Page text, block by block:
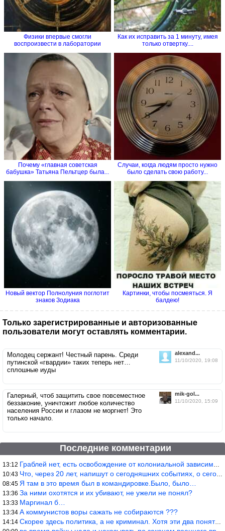
Физики впервые смогли
воспроизвести в лаборатории
Как их исправить за 1 минуту, имея
только отвертку....
Почему «главная советская
бабушка» Татьяна Пельтцер была...
Случаи, когда людям просто нужно
было сделать свою работу...
Новый вектор Полнолуния поглотит
знаков Зодиака
Картинки, чтобы посмеяться. Я
балдею!
Только зарегистрированные и авторизованные
пользователи могут оставлять комментарии.
alexand...
11/10/2020, 19:08
Молодец сержант! Честный парень. Среди
путинской «гвардии» таких теперь нет…
сплошные иуды
mik-gol...
11/10/2020, 15:09
Галерный, чтоб защитить свое повсеместное
беззаконие, уничтожит любое количество
населения России и глазом не моргнет! Это
только начало.
Последние комментарии
13:12 Граблей нет, есть освобождение от колониальной зависимости, это
10:43 Что, через 20 лет, напишут о сегодняшних событиях, о сегодняшней
08:45 Я там в это время был в командировке.Было, было…
13:36 За ними охотятся и их убивают, не ужели не понял?
13:33 Маргинал б…
13:34 А коммунистов воры сажать не собираются ???
14:14 Скорее здесь политика, а не криминал. Хотя эти два понятия начин